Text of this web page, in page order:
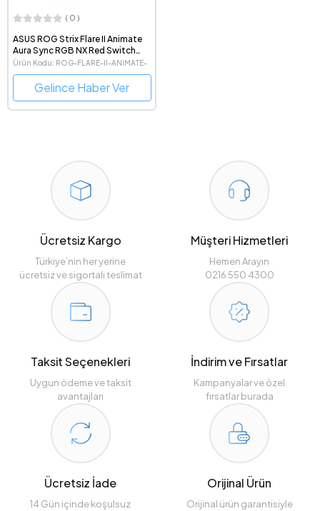
( 0 )
ASUS ROG Strix Flare II Animate
Aura Sync RGB NX Red Switch
Kablolu Mekanik Türkçe Q
Gaming Klavye
Ürün Kodu: ROG-FLARE-II-ANIMATE-
NX-RED-TR
Gelince Haber Ver
Ücretsiz Kargo
Türkiye’nin her yerine
ücretsiz ve sigortalı teslimat
Müşteri Hizmetleri
Hemen Arayın
0216 550 4300
Taksit Seçenekleri
Uygun ödeme ve taksit
avantajları
İndirim ve Fırsatlar
Kampanyalar ve özel
fırsatlar burada
Ücretsiz İade
14 Gün içinde koşulsuz
Orijinal Ürün
Orijinal ürün garantisiyle